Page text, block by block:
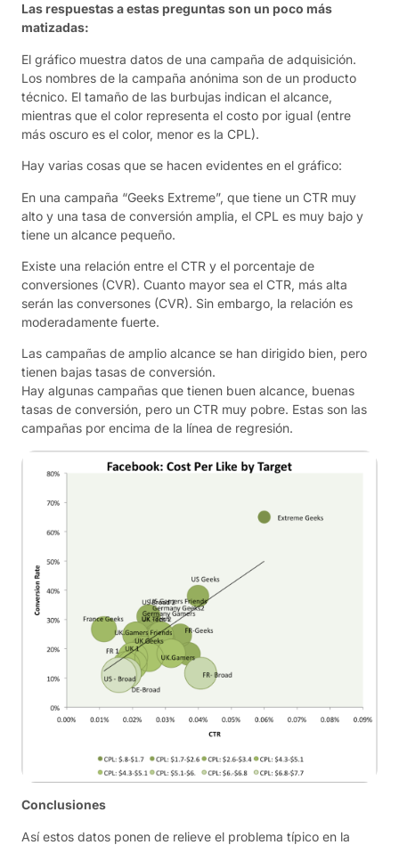
Las respuestas a estas preguntas son un poco más
matizadas:
El gráfico muestra datos de una campaña de adquisición.
Los nombres de la campaña anónima son de un producto
técnico. El tamaño de las burbujas indican el alcance,
mientras que el color representa el costo por igual (entre
más oscuro es el color, menor es la CPL).
Hay varias cosas que se hacen evidentes en el gráfico:
En una campaña “Geeks Extreme”, que tiene un CTR muy
alto y una tasa de conversión amplia, el CPL es muy bajo y
tiene un alcance pequeño.
Existe una relación entre el CTR y el porcentaje de
conversiones (CVR). Cuanto mayor sea el CTR, más alta
serán las conversones (CVR). Sin embargo, la relación es
moderadamente fuerte.
Las campañas de amplio alcance se han dirigido bien, pero
tienen bajas tasas de conversión.
Hay algunas campañas que tienen buen alcance, buenas
tasas de conversión, pero un CTR muy pobre. Estas son las
campañas por encima de la línea de regresión.
Conclusiones
Así estos datos ponen de relieve el problema típico en la